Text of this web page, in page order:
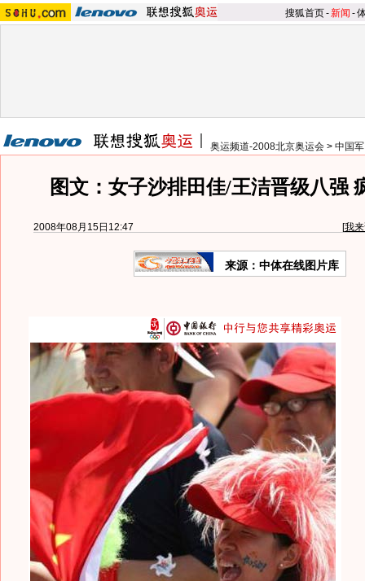
搜狐首页-新闻 -
奥运频道-2008北京奥运会 > 中国
图文：女子沙排田佳/王洁晋级八强
2008年08月15日12:47 [我
来源：中体在线图片库